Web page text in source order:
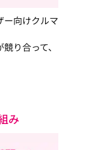
ー向けクルマ
り合って、
み